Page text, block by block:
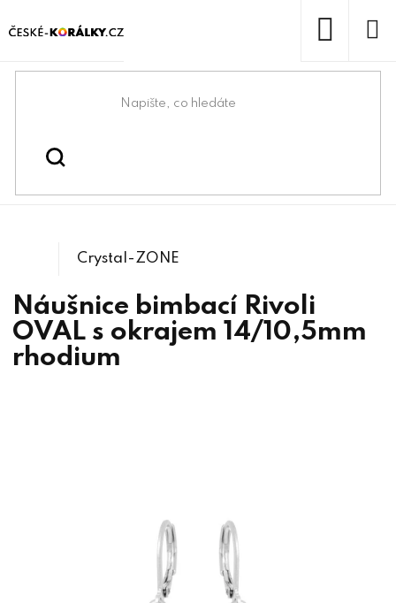
na
Domů
Swarovski® & lůžka
Crystals /
Náušnice bimbací Rivoli
OVAL s okrajem 14/10,5mm
rhodium
Crystal-ZONE